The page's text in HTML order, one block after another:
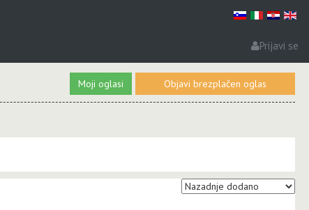
Prijavi se
Objavi brezplačen oglas
Moji oglasi